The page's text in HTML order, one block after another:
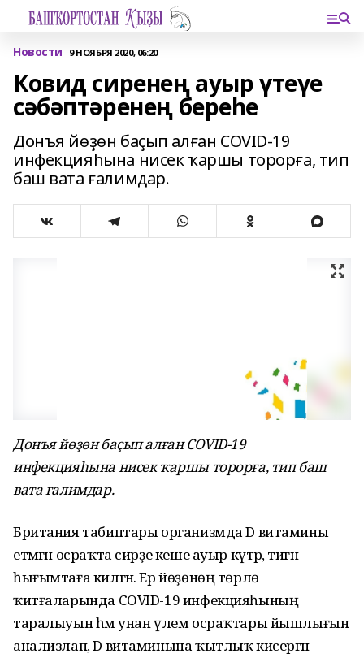
Новости 9 НОЯБРЯ 2020, 06:20
Ковид сиренең ауыр үтеүе
сәбәптәренең береһе
Донъя йөҙөн баҫып алған COVID-19
инфекцияһына нисек ҡаршы торорға, тип
баш вата ғалимдар.
Донъя йөҙөн баҫып алған COVID-19
инфекцияһына нисек ҡаршы торорға, тип баш
вата ғалимдар.
Британия табиптары организмда D витамины
етмәгән осраҡта сирҙе кеше ауыр күтәрә, тигән
һығымтаға килгән. Ер йөҙөнөң төрлө
ҡитғаларында COVID-19 инфекцияһының
таралыуын һәм унан үлем осраҡтары йышлығын
анализлап, D витаминына ҡытлыҡ кисергән